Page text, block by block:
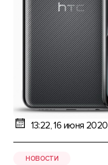
13:22, 16 июня 2020
НОВОСТИ